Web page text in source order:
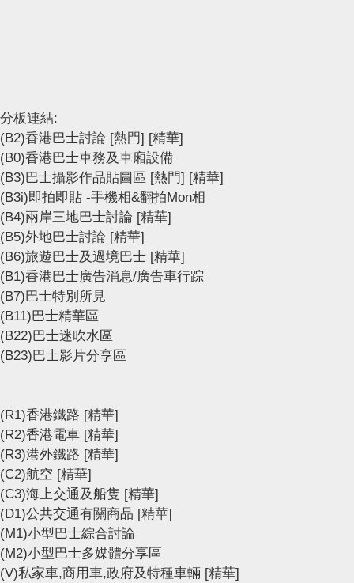
分板連結:
(B2)香港巴士討論 [熱門] [精華]
(B0)香港巴士車務及車廂設備
(B3)巴士攝影作品貼圖區 [熱門] [精華]
(B3i)即拍即貼 -手機相&翻拍Mon相
(B4)兩岸三地巴士討論 [精華]
(B5)外地巴士討論 [精華]
(B6)旅遊巴士及過境巴士 [精華]
(B1)香港巴士廣告消息/廣告車行踪
(B7)巴士特別所見
(B11)巴士精華區
(B22)巴士迷吹水區
(B23)巴士影片分享區
(R1)香港鐵路 [精華]
(R2)香港電車 [精華]
(R3)港外鐵路 [精華]
(C2)航空 [精華]
(C3)海上交通及船隻 [精華]
(D1)公共交通有關商品 [精華]
(M1)小型巴士綜合討論
(M2)小型巴士多媒體分享區
(V)私家車,商用車,政府及特種車輛 [精華]